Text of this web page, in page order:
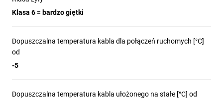
Klasa 6 = bardzo giętki
Dopuszczalna temperatura kabla dla połączeń ruchomych [°C]
od
-5
Dopuszczalna temperatura kabla ułożonego na stałe [°C] od